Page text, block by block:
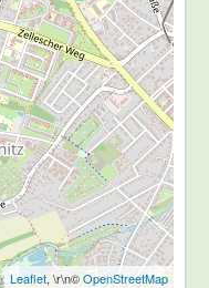
Leaflet, \r\n©OpenStreetMap